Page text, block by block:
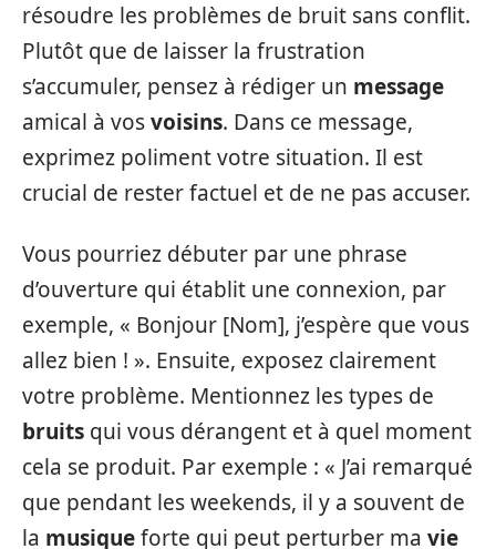
résoudre les problèmes de bruit sans conflit.
Plutôt que de laisser la frustration
s’accumuler, pensez à rédiger un message
amical à vosvoisins. Dans ce message,
exprimez poliment votre situation. Il est
crucial de rester factuel et de ne pas accuser.
Vous pourriez débuter par une phrase
d’ouverture qui établit une connexion, par
exemple, « Bonjour [Nom], j’espère que vous
allez bien ! ». Ensuite, exposez clairement
votre problème. Mentionnez les types de
bruits qui vous dérangent et à quel moment
cela se produit. Par exemple : « J’ai remarqué
que pendant les weekends, il y a souvent de
la musiqueforte qui peut perturber ma vie